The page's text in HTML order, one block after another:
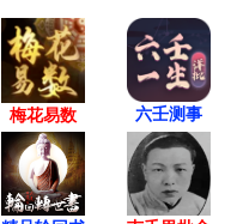
梅花易数 六壬测事